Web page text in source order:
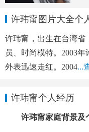
许玮甯图片大全个
许玮甯，出生在台湾省
员、时尚模特。2003
外表迅速走红。2004...
许玮甯个人经历
许玮甯家庭背景及